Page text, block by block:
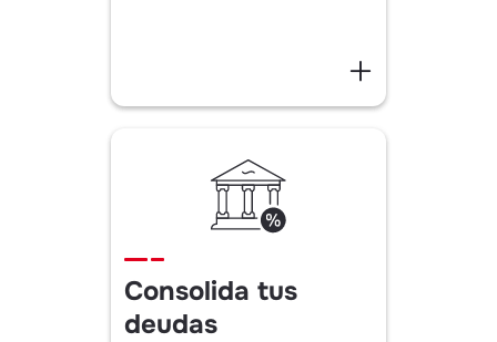
Consolida tus
deudas